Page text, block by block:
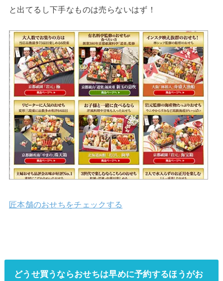
と出てるし下手なものは売らないはず！
匠本舗のおせちをチェックする
どうせ買うならおせちは早めに予約するほうがお